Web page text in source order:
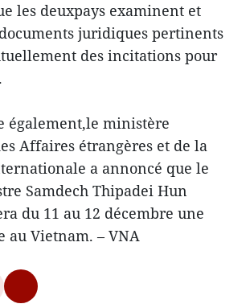
les deuxpays examinent et
juridiques pertinents
des incitations pour
également,le ministère
Affaires étrangères et de la
a annoncé que le
Samdech Thipadei Hun
du 11 au 12 décembre une
Vietnam. – VNA